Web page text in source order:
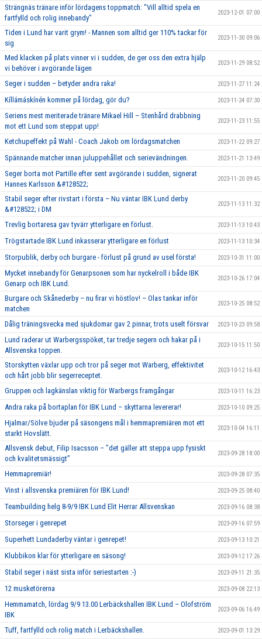
Strängnäs tränare inför lördagens toppmatch: "Vill alltid spela en
fartfylld och rolig innebandy"
2023-12-01 07:00
Tiden i Lund har varit grym! - Mannen som alltid ger 110% tackar för
sig
2023-11-30 09:06
Med klacken på plats vinner vi i sudden, de ger oss den extra hjälp
vi behöver i avgörande lägen
2023-11-29 08:52
Seger i sudden – betyder andra raka! 2023-11-27 11:24
Kíllámáskínén kommer på lördag, gör du? 2023-11-24 07:30
Seriens mest meriterade tränare Mikael Hill – Stenhård drabbning
mot ett Lund som steppat upp!
2023-11-23 11:55
Ketchupeffekt på Wahl - Coach Jakob om lördagsmatchen 2023-11-22 09:27
Spännande matcher innan juluppehållet och serievändningen. 2023-11-21 13:49
Seger borta mot Partille efter sent avgörande i sudden, signerat
Hannes Karlsson &#128522;
2023-11-20 09:45
Stabil seger efter rivstart i första – Nu väntar IBK Lund derby
&#128522; i DM
2023-11-13 11:32
Trevlig bortaresa gav tyvärr ytterligare en förlust. 2023-11-13 10:43
Trögstartade IBK Lund inkasserar ytterligare en förlust 2023-11-13 10:34
Storpublik, derby och burgare - förlust på grund av usel första! 2023-10-31 11:00
Mycket innebandy för Genarpsonen som har nyckelroll i både IBK
Genarp och IBK Lund.
2023-10-26 17:04
Burgare och Skånederby – nu firar vi höstlov! – Olas tankar inför
matchen
2023-10-25 08:52
Dålig träningsvecka med sjukdomar gav 2 pinnar, trots uselt försvar 2023-10-23 09:58
Lund raderar ut Warbergsspöket, tar tredje segern och hakar på i
Allsvenska toppen.
2023-10-15 11:50
Storskytten växlar upp och tror på seger mot Warberg, effektivitet
och hårt jobb blir segerreceptet.
2023-10-12 16:43
Gruppen och lagkänslan viktig för Warbergs framgångar 2023-10-11 16:23
Andra raka på bortaplan för IBK Lund – skyttarna levererar! 2023-10-10 09:25
Hjalmar/Sölve bjuder på säsongens mål i hemmapremiären mot ett
starkt Hovslätt.
2023-10-04 16:11
Allsvensk debut, Filip Isacsson – ’’det gäller att steppa upp fysiskt
och kvalitetsmässigt’’
2023-09-28 18:00
Hemmapremiär! 2023-09-28 07:35
Vinst i allsvenska premiären för IBK Lund! 2023-09-25 08:40
Teambuilding helg 8-9/9 IBK Lund Elit Herrar Allsvenskan 2023-09-16 08:38
Storseger i genrepet 2023-09-16 07:59
Superhett Lundaderby väntar i genrepet! 2023-09-13 10:21
Klubbikon klar för ytterligare en säsong! 2023-09-12 17:26
Stabil seger i näst sista inför seriestarten :-) 2023-09-11 21:35
12 musketörerna 2023-09-08 22:13
Hemmamatch, lördag 9/9 13.00 Lerbäckshallen IBK Lund – Olofström
IBK
2023-09-06 16:49
Tuff, fartfylld och rolig match i Lerbäckshallen. 2023-09-01 13:29